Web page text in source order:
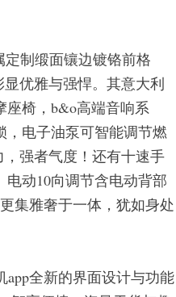
制缎面镶边镀铬前格
优雅与强悍。其意大利
座椅，b&o高端音响系
电子油泵可智能调节燃
强者气度！还有十速手
动10向调节含电动背部
集雅奢于一体，犹如身处
全新的界面设计与功能